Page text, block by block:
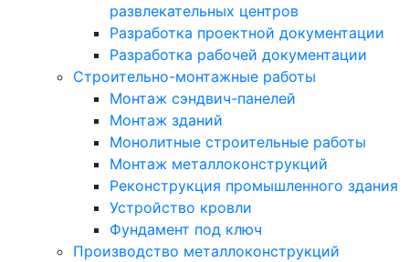
развлекательных центров
Разработка проектной документации
Разработка рабочей документации
Строительно-монтажные работы
Монтаж сэндвич-панелей
Монтаж зданий
Монолитные строительные работы
Монтаж металлоконструкций
Реконструкция промышленного здания
Устройство кровли
Фундамент под ключ
Производство металлоконструкций